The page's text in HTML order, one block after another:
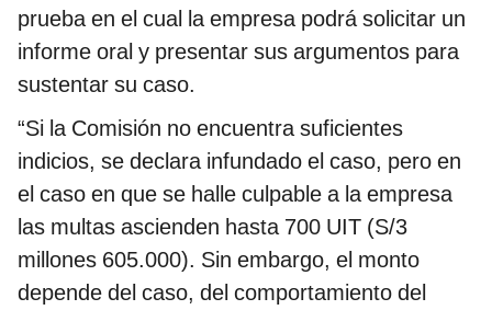
prueba en el cual la empresa podrá solicitar un
informe oral y presentar sus argumentos para
sustentar su caso.
“Si la Comisión no encuentra suficientes
indicios, se declara infundado el caso, pero en
el caso en que se halle culpable a la empresa
las multas ascienden hasta 700 UIT (S/3
millones 605.000). Sin embargo, el monto
depende del caso, del comportamiento del